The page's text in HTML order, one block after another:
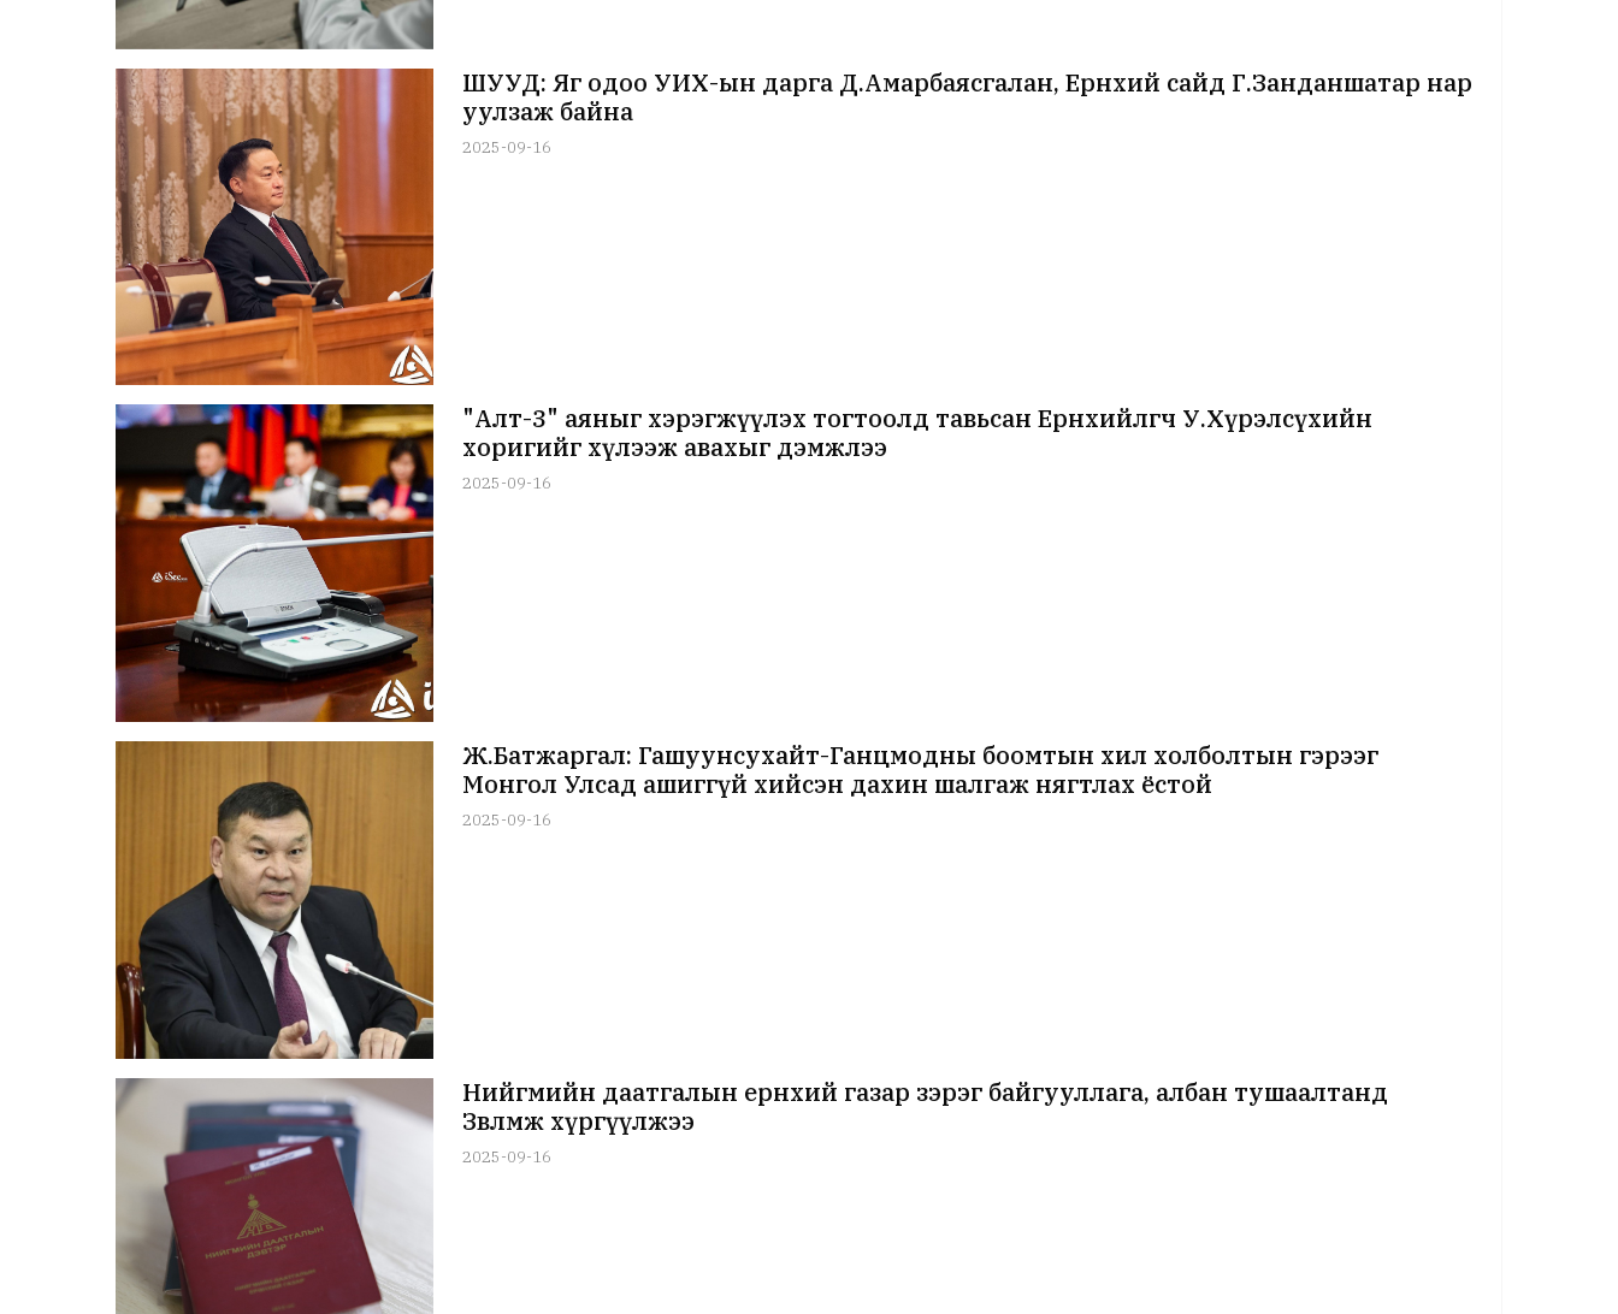
ШУУД: Яг одоо УИХ-ын дарга Д.Амарбаясгалан, Ерөнхий сайд Г.Занданшатар нар
уулзаж байна
2025-09-16
"Алт-3" аяныг хэрэгжүүлэх тогтоолд тавьсан Ерөнхийлөгч У.Хүрэлсүхийн
хоригийг хүлээж авахыг дэмжлээ
2025-09-16
Ж.Батжаргал: Гашуунсухайт-Ганцмодны боомтын хил холболтын гэрээг
Монгол Улсад ашиггүй хийсэн дахин шалгаж нягтлах ёстой
2025-09-16
Нийгмийн даатгалын ерөнхий газар зэрэг байгууллага, албан тушаалтанд
Зөвлөмж хүргүүлжээ
2025-09-16